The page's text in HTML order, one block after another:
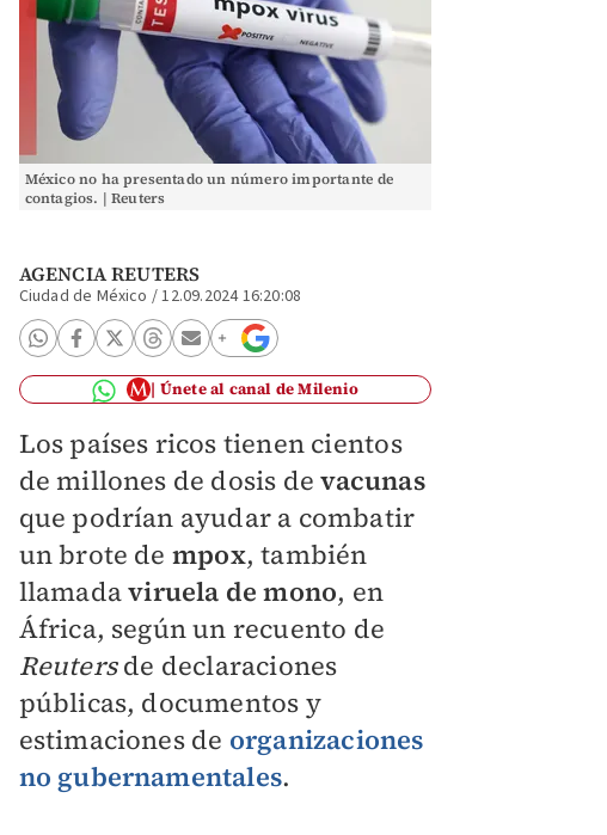
México no ha presentado un número importante de
contagios. | Reuters
AGENCIA REUTERS
Ciudad de México /12.09.2024 16:20:08
Únete al canal de Milenio
Los países ricos tienen cientos
de millones de dosis devacunas
que podrían ayudar a combatir
un brote de mpox, también
llamadaviruela de mono, en
África, según un recuento de
Reutersde declaraciones
públicas, documentos y
estimaciones de organizaciones
no gubernamentales.